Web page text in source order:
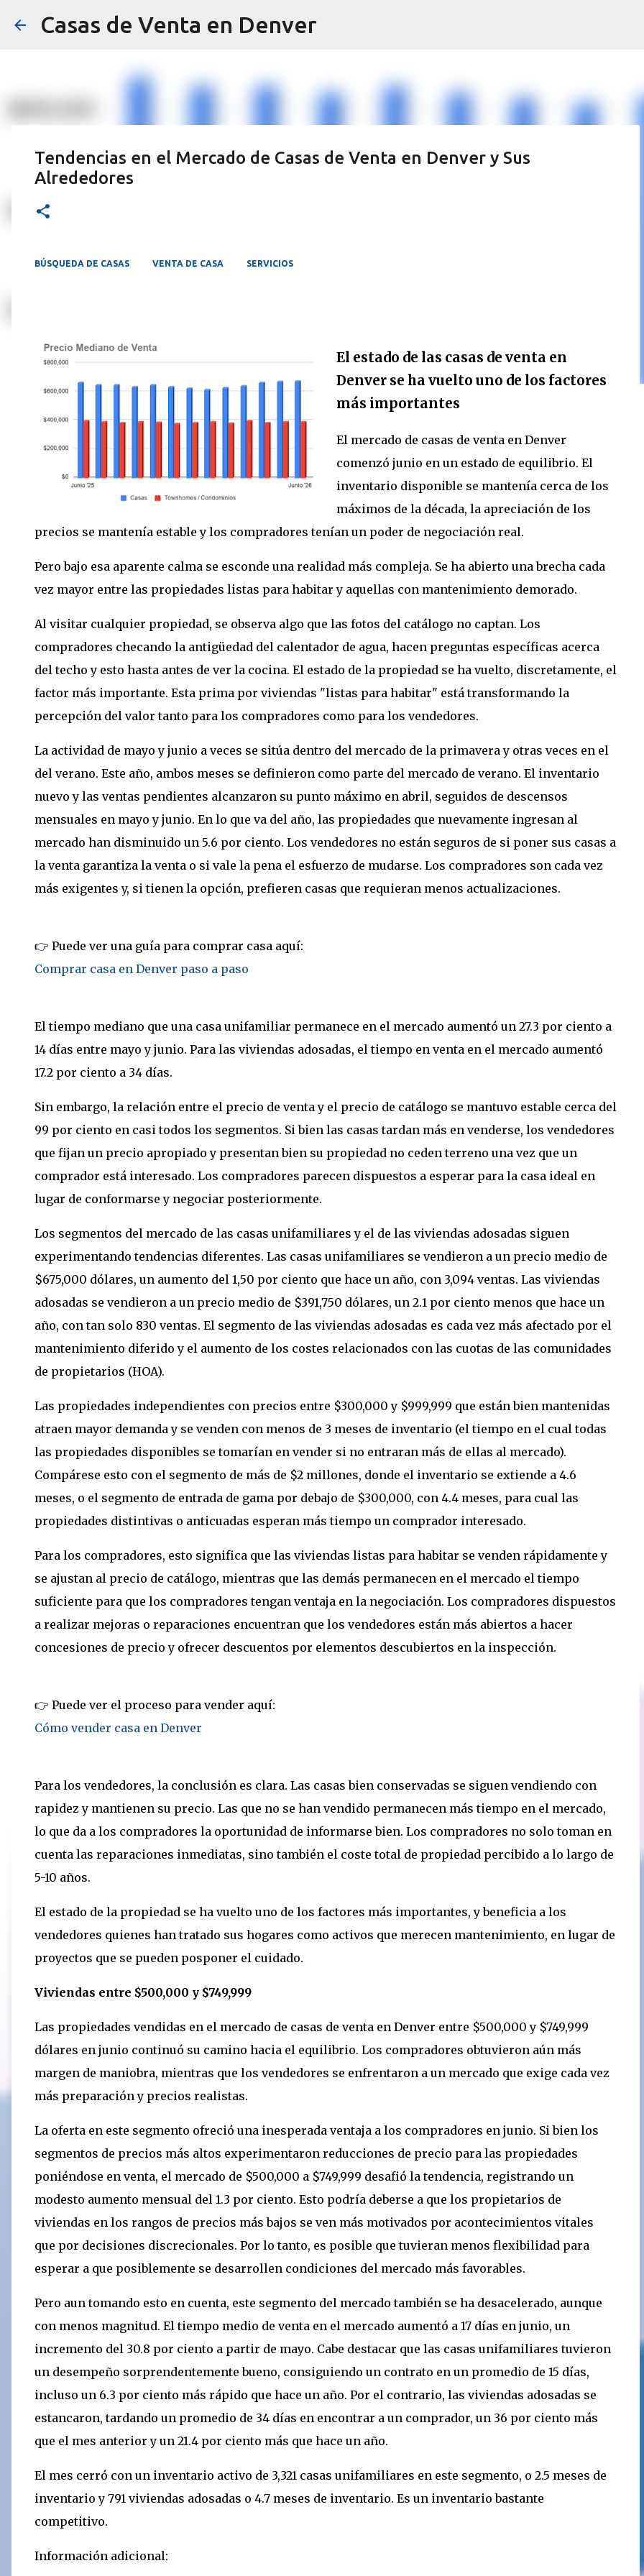
Casas de Venta en Denver
Tendencias en el Mercado de Casas de Venta en Denver y Sus
Alrededores
BÚSQUEDA DE CASAS VENTA DE CASA SERVICIOS
El estado de las casas de venta en
Denver se ha vuelto uno de los factores
más importantes
El mercado de casas de venta en Denver
comenzó junio en un estado de equilibrio. El
inventario disponible se mantenía cerca de los
máximos de la década, la apreciación de los
precios se mantenía estable y los compradores tenían un poder de negociación real.
Pero bajo esa aparente calma se esconde una realidad más compleja. Se ha abierto una brecha cada
vez mayor entre las propiedades listas para habitar y aquellas con mantenimiento demorado.
Al visitar cualquier propiedad, se observa algo que las fotos del catálogo no captan. Los
compradores checando la antigüedad del calentador de agua, hacen preguntas específicas acerca
del techo y esto hasta antes de ver la cocina. El estado de la propiedad se ha vuelto, discretamente, el
factor más importante. Esta prima por viviendas "listas para habitar" está transformando la
percepción del valor tanto para los compradores como para los vendedores.
La actividad de mayo y junio a veces se sitúa dentro del mercado de la primavera y otras veces en el
del verano. Este año, ambos meses se definieron como parte del mercado de verano. El inventario
nuevo y las ventas pendientes alcanzaron su punto máximo en abril, seguidos de descensos
mensuales en mayo y junio. En lo que va del año, las propiedades que nuevamente ingresan al
mercado han disminuido un 5.6 por ciento. Los vendedores no están seguros de si poner sus casas a
la venta garantiza la venta o si vale la pena el esfuerzo de mudarse. Los compradores son cada vez
más exigentes y, si tienen la opción, prefieren casas que requieran menos actualizaciones.
👉 Puede ver una guía para comprar casa aquí:
Comprar casa en Denver paso a paso
El tiempo mediano que una casa unifamiliar permanece en el mercado aumentó un 27.3 por ciento a
14 días entre mayo y junio. Para las viviendas adosadas, el tiempo en venta en el mercado aumentó
17.2 por ciento a 34 días.
Sin embargo, la relación entre el precio de venta y el precio de catálogo se mantuvo estable cerca del
99 por ciento en casi todos los segmentos. Si bien las casas tardan más en venderse, los vendedores
que fijan un precio apropiado y presentan bien su propiedad no ceden terreno una vez que un
comprador está interesado. Los compradores parecen dispuestos a esperar para la casa ideal en
lugar de conformarse y negociar posteriormente.
Los segmentos del mercado de las casas unifamiliares y el de las viviendas adosadas siguen
experimentando tendencias diferentes. Las casas unifamiliares se vendieron a un precio medio de
$675,000 dólares, un aumento del 1,50 por ciento que hace un año, con 3,094 ventas. Las viviendas
adosadas se vendieron a un precio medio de $391,750 dólares, un 2.1 por ciento menos que hace un
año, con tan solo 830 ventas. El segmento de las viviendas adosadas es cada vez más afectado por el
mantenimiento diferido y el aumento de los costes relacionados con las cuotas de las comunidades
de propietarios (HOA).
Las propiedades independientes con precios entre $300,000 y $999,999 que están bien mantenidas
atraen mayor demanda y se venden con menos de 3 meses de inventario (el tiempo en el cual todas
las propiedades disponibles se tomarían en vender si no entraran más de ellas al mercado).
Compárese esto con el segmento de más de $2 millones, donde el inventario se extiende a 4.6
meses, o el segmento de entrada de gama por debajo de $300,000, con 4.4 meses, para cual las
propiedades distintivas o anticuadas esperan más tiempo un comprador interesado.
Para los compradores, esto significa que las viviendas listas para habitar se venden rápidamente y
se ajustan al precio de catálogo, mientras que las demás permanecen en el mercado el tiempo
suficiente para que los compradores tengan ventaja en la negociación. Los compradores dispuestos
a realizar mejoras o reparaciones encuentran que los vendedores están más abiertos a hacer
concesiones de precio y ofrecer descuentos por elementos descubiertos en la inspección.
👉 Puede ver el proceso para vender aquí:
Cómo vender casa en Denver
Para los vendedores, la conclusión es clara. Las casas bien conservadas se siguen vendiendo con
rapidez y mantienen su precio. Las que no se han vendido permanecen más tiempo en el mercado,
lo que da a los compradores la oportunidad de informarse bien. Los compradores no solo toman en
cuenta las reparaciones inmediatas, sino también el coste total de propiedad percibido a lo largo de
5-10 años.
El estado de la propiedad se ha vuelto uno de los factores más importantes, y beneficia a los
vendedores quienes han tratado sus hogares como activos que merecen mantenimiento, en lugar de
proyectos que se pueden posponer el cuidado.
Viviendas entre $500,000 y $749,999
Las propiedades vendidas en el mercado de casas de venta en Denver entre $500,000 y $749,999
dólares en junio continuó su camino hacia el equilibrio. Los compradores obtuvieron aún más
margen de maniobra, mientras que los vendedores se enfrentaron a un mercado que exige cada vez
más preparación y precios realistas.
La oferta en este segmento ofreció una inesperada ventaja a los compradores en junio. Si bien los
segmentos de precios más altos experimentaron reducciones de precio para las propiedades
poniéndose en venta, el mercado de $500,000 a $749,999 desafió la tendencia, registrando un
modesto aumento mensual del 1.3 por ciento. Esto podría deberse a que los propietarios de
viviendas en los rangos de precios más bajos se ven más motivados por acontecimientos vitales
que por decisiones discrecionales. Por lo tanto, es posible que tuvieran menos flexibilidad para
esperar a que posiblemente se desarrollen condiciones del mercado más favorables.
Pero aun tomando esto en cuenta, este segmento del mercado también se ha desacelerado, aunque
con menos magnitud. El tiempo medio de venta en el mercado aumentó a 17 días en junio, un
incremento del 30.8 por ciento a partir de mayo. Cabe destacar que las casas unifamiliares tuvieron
un desempeño sorprendentemente bueno, consiguiendo un contrato en un promedio de 15 días,
incluso un 6.3 por ciento más rápido que hace un año. Por el contrario, las viviendas adosadas se
estancaron, tardando un promedio de 34 días en encontrar a un comprador, un 36 por ciento más
que el mes anterior y un 21.4 por ciento más que hace un año.
El mes cerró con un inventario activo de 3,321 casas unifamiliares en este segmento, o 2.5 meses de
inventario y 791 viviendas adosadas o 4.7 meses de inventario. Es un inventario bastante
competitivo.
Información adicional: